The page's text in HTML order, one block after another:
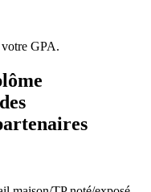
GPA.